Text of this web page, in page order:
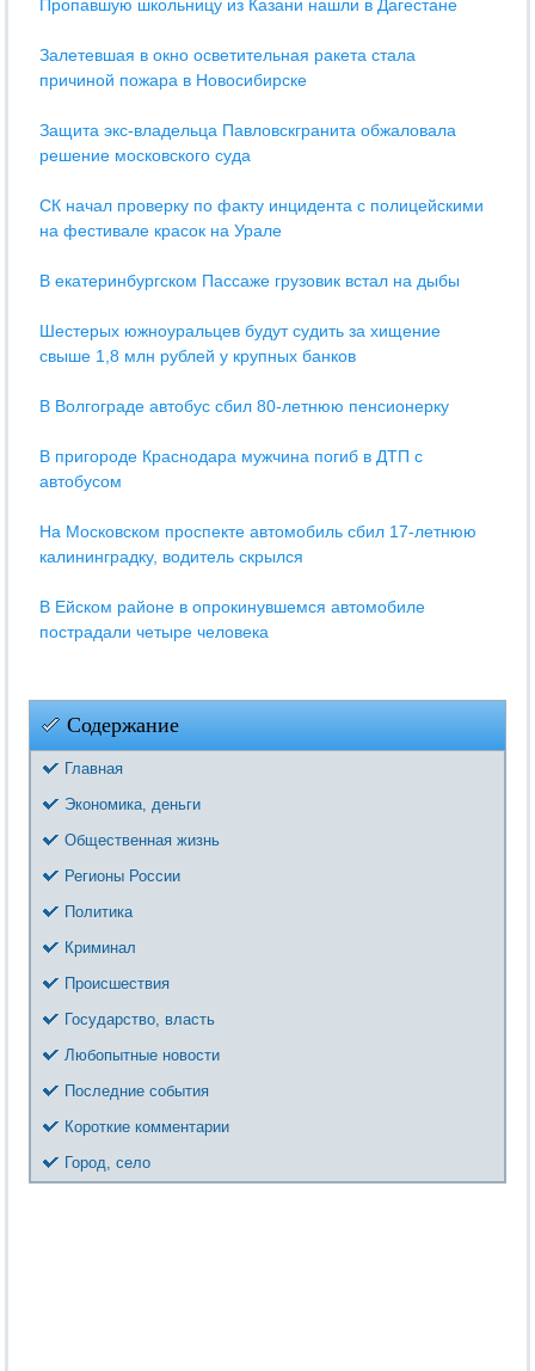
Пропавшую школьницу из Казани нашли в Дагестане
Залетевшая в окно осветительная ракета стала
причиной пожара в Новосибирске
Защита экс-владельца Павловскгранита обжаловала
решение московского суда
СК начал проверку по факту инцидента с полицейскими
на фестивале красок на Урале
В екатеринбургском Пассаже грузовик встал на дыбы
Шестерых южноуральцев будут судить за хищение
свыше 1,8 млн рублей у крупных банков
В Волгограде автобус сбил 80-летнюю пенсионерку
В пригороде Краснодара мужчина погиб в ДТП с
автобусом
На Московском проспекте автомобиль сбил 17-летнюю
калининградку, водитель скрылся
В Ейском районе в опрокинувшемся автомобиле
пострадали четыре человека
Содержание
Главная
Экономика, деньги
Общественная жизнь
Регионы России
Политика
Криминал
Происшествия
Государство, власть
Любопытные новости
Последние события
Короткие комментарии
Город, село